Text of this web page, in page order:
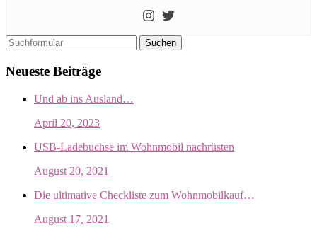
Suchen
Neueste Beiträge
Und ab ins Ausland…
April 20, 2023
USB-Ladebuchse im Wohnmobil nachrüsten
August 20, 2021
Die ultimative Checkliste zum Wohnmobilkauf…
August 17, 2021